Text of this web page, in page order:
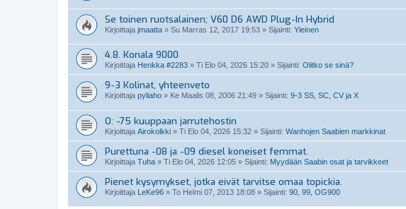
Se toinen ruotsalainen; V60 D6 AWD Plug-In Hybrid
Kirjoittaja jmaatta » Su Marras 12, 2017 19:53 » Sijainti: Yleinen
4.8. Konala 9000
Kirjoittaja Henkka #2283 » Ti Elo 04, 2026 15:20 » Sijainti: Olitko se sinä?
9-3 Kolinat, yhteenveto
Kirjoittaja pyliaho » Ke Maalis 08, 2006 21:49 » Sijainti: 9-3 SS, SC, CV ja X
O: -75 kuuppaan jarrutehostin
Kirjoittaja Airokolkki » Ti Elo 04, 2026 15:32 » Sijainti: Wanhojen Saabien markkinat
Purettuna -08 ja -09 diesel koneiset femmat.
Kirjoittaja Tuha » Ti Elo 04, 2026 12:05 » Sijainti: Myydään Saabin osat ja tarvikkeet
Pienet kysymykset, jotka eivät tarvitse omaa topickia.
Kirjoittaja LeKe96 » To Helmi 07, 2013 18:08 » Sijainti: 90, 99, OG900